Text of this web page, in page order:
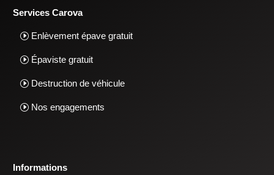
Services Carova
Enlèvement épave gratuit
Épaviste gratuit
Destruction de véhicule
Nos engagements
Informations